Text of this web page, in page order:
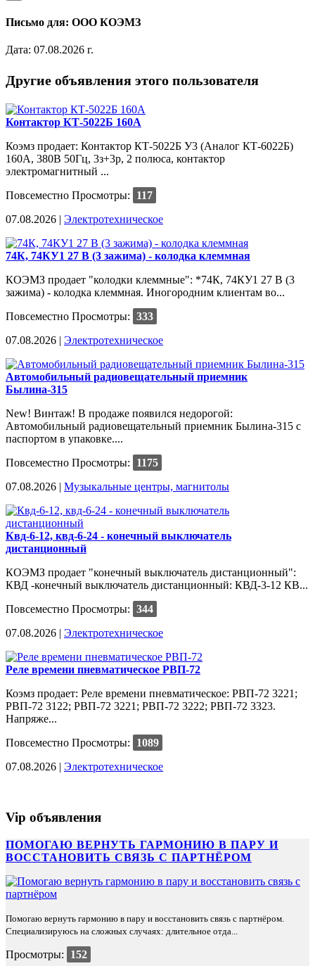
Письмо для: ООО КОЭМЗ
Дата: 07.08.2026 г.
Другие объявления этого пользователя
Контактор КТ-5022Б 160А
Коэмз продает: Контактор КТ-5022Б У3 (Аналог КТ-6022Б)
160А, 380В 50Гц, 3з+3р, 2 полюса, контактор
электромагнитный ...
Повсеместно Просмотры:
117
07.08.2026 | Электротехническое
74К, 74КУ1 27 В (3 зажима) - колодка клеммная
КОЭМЗ продает "колодки клеммные": *74К, 74КУ1 27 В (3
зажима) - колодка клеммная. Иногородним клиентам во...
Повсеместно Просмотры: 333
07.08.2026 | Электротехническое
Автомобильный радиовещательный приемник
Былина-315
New! Винтаж! В продаже появился недорогой:
Автомобильный радиовещательный приемник Былина-315 с
паспортом в упаковке....
Повсеместно Просмотры:
1175
07.08.2026 | Музыкальные центры, магнитолы
Квд-6-12, квд-6-24 - конечный выключатель
дистанционный
КОЭМЗ продает "конечный выключатель дистанционный":
КВД -конечный выключатель дистанционный: КВД-3-12 КВ...
Повсеместно Просмотры: 344
07.08.2026 | Электротехническое
Реле времени пневматическое РВП-72
Коэмз продает: Реле времени пневматическое: РВП-72 3221;
РВП-72 3122; РВП-72 3221; РВП-72 3222; РВП-72 3323.
Напряже...
Повсеместно Просмотры:
1089
07.08.2026 | Электротехническое
Vip объявления
ПОМОГАЮ ВЕРНУТЬ ГАРМОНИЮ В ПАРУ И
ВОССТАНОВИТЬ СВЯЗЬ С ПАРТНЁРОМ
Помогаю вернуть гармонию в пару и восстановить связь с партнёром.
Специализируюсь на сложных случаях: длительное отда...
Просмотры: 152